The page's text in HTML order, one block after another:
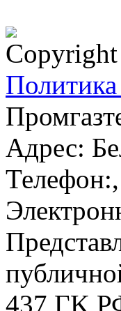
Адрес:
Телефон:,
437 ГK